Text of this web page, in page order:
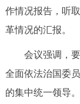
政务服务
个人服务
便民服务
作情况报告，听
革情况的汇报。
会议强调，要
全面依法治国委
的集中统一领导